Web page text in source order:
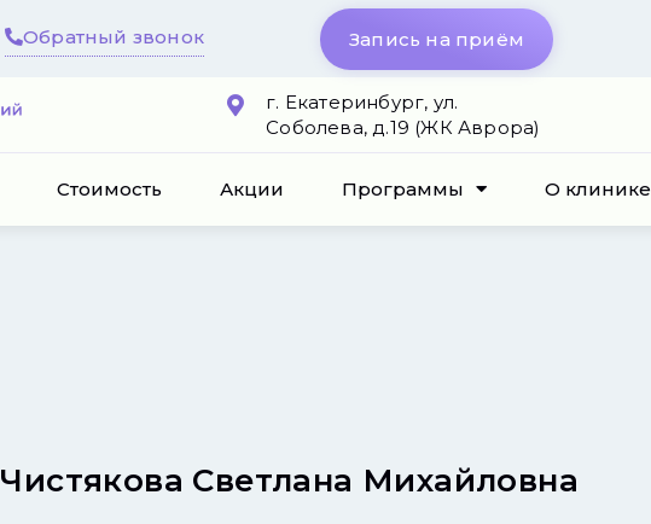
Обратный звонок Запись на приём
г. Екатеринбург, ул.
Соболева, д.19 (ЖК Аврора)
Стоимость Акции Программы О клинике
Чистякова Светлана Михайловна